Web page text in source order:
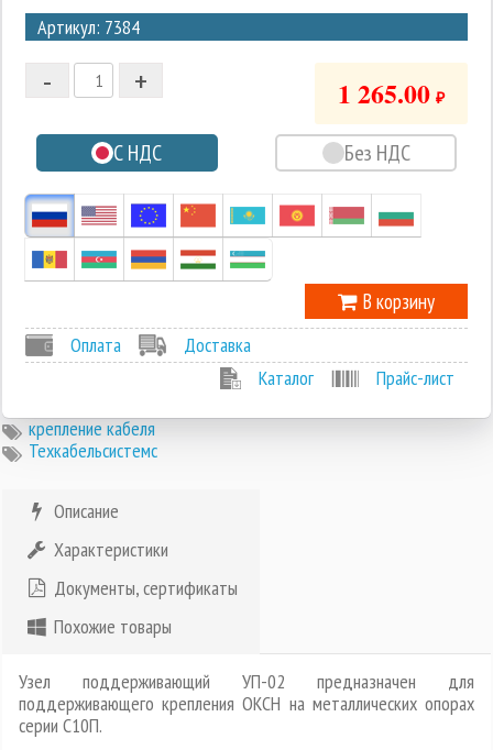
Артикул: 7384
2
1
-1
+
- 1 265.00 ₽
С НДС Без НДС
В корзину
Оплата
Доставка
Каталог
Прайс-лист
крепление кабеля
Техкабельсистемс
Описание
Характеристики
Документы, сертификаты
Похожие товары
Узел поддерживающий УП-02 предназначен для
поддерживающего крепления ОКСН на металлических опорах
серии С10П.